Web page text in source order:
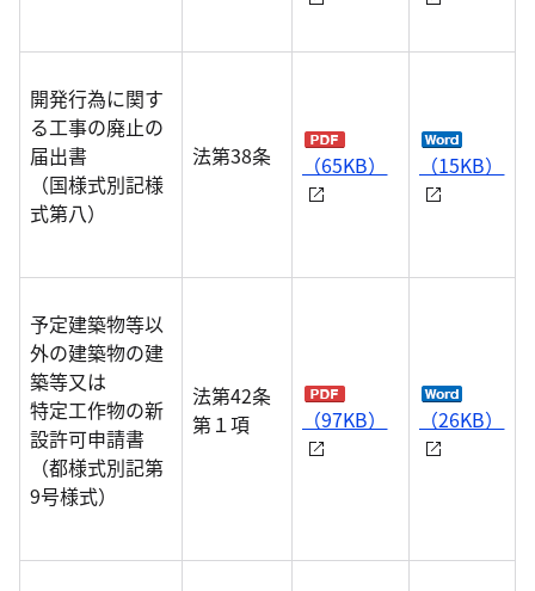
開発行為に関す
る工事の廃止の
届出書
（国様式別記様
式第八）
法第38条 （65KB） （15KB）
予定建築物等以
外の建築物の建
築等又は
特定工作物の新
設許可申請書
（都様式別記第
9号様式）
法第42条
第１項
（97KB） （26KB）